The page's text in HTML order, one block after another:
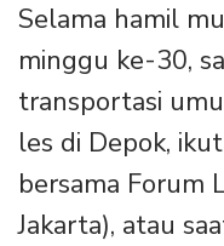
Selama hamil
minggu ke-30,
transportasi
les di Depok,
bersama Forum
Jakarta), atau